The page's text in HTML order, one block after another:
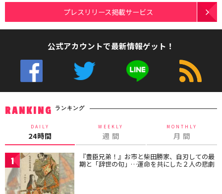
プレスリリース掲載サービス
公式アカウントで最新情報ゲット！
RANKING ランキング
DAILY
24時間
WEEKLY
週 間
MONTHLY
月 間
1 『豊臣兄弟！』お市と柴田勝家、自刃しての最
期と「辞世の句」…運命を共にした２人の悲劇